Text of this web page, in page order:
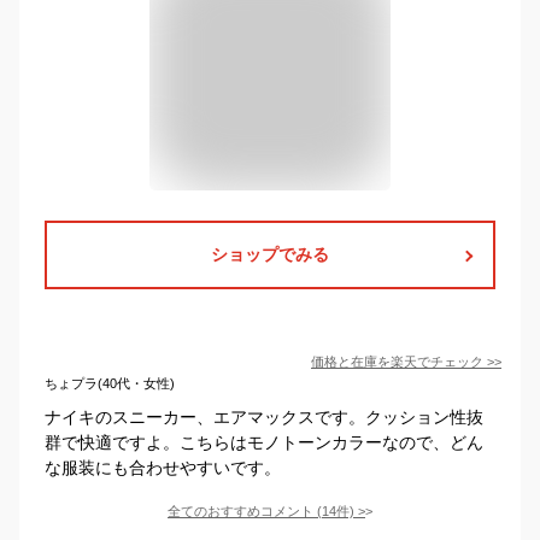
ショップでみる
価格と在庫を楽天でチェック >>
ちょプラ(40代・女性)
ナイキのスニーカー、エアマックスです。クッション性抜
群で快適ですよ。こちらはモノトーンカラーなので、どん
な服装にも合わせやすいです。
全てのおすすめコメント (14件) >